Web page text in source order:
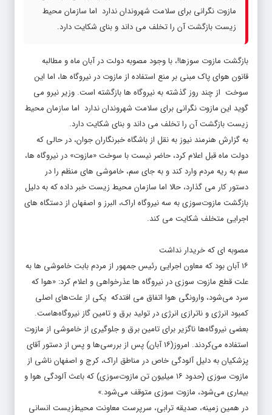
مازوت نگرانی برای سلامت شهروندان ندارد اما سازمان محیط
زیست بازگشت آن را تخلف می داند و بنای شکایت دارد.
بازگشت مازوت سوزها!، با وجود مصوبه دولت در آبان ماه و مطالبه
قانون هوای پاک مبنی بر منع استفاده از مازوت در نیروگاه ها، اما این
سوخت از چند روز گذشته به نیروگاه ها بازگشته است. وزیر نیرو می
گوید این مازوت نگرانی برای سلامت شهروندان ندارد اما سازمان محیط
زیست بازگشت آن را تخلف می داند و بنای شکایت دارد.
به گزارش هنرمند نیوز به نقل از باشگاه خبرنگاران جوان، در حالی که
دولت ماه قبل اعلام کرد، حاضر نیست با سوخت «مازوت» در نیروگاه ها،
سم به ریه مردم وارد کند و به جای سم، خاموشی های منظم را در
دستور کار می گذارد، حالا اما سازمان محیط زیست خبر داده که به دلیل
بازگشت مازوت‌سوزی به سه نیروگاه اراک، البرز و اصفهان از دستگاه های
اجرایی متخلف شکایت می کند.
مصوبه ای که خریدار نداشت
۱۶ آبان بود که معاون اجرایی رئیس جمهور از مردم بابت خاموشی ها به
علت قطع مازوت سوزی در نیروگاه ها عذرخواهی و اعلام کرد: «هوا که
سرد می‌شود، وارونگی هوا اتفاق می افتدکه یکی از علت‌های اصلی
کمبود انرژی و ناترازی انرژی در تولید برق و تامین گاز نیروگاه‌هاست.
بعضی نیروگاه‌ها ناگزیر برای تامین برق و جلوگیری از خاموشی از مازوت
استفاده می‌کردند. امروز(۱۶ آبان) پس از بررسی‌ها و پس از دستور آقای
پزشکیان به دلیل آلودگی خاص در مناطق اراک، کرج و اصفهان ناشی از
مازوت سوزی (حدود ۱۶ میلیون تن مازوت‌سوزی) که باعث آلودگی هوا و
بیماری می‌شود، مازوت سوزی متوقف می‌شود.»
در همین زمینه، صدیقه ترابی، سرپرست معاونت محیط‌زیست انسانی